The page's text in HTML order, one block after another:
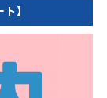
】